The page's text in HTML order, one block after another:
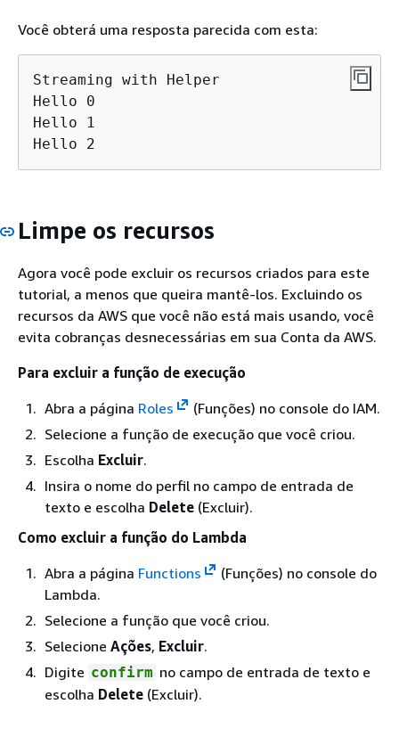
Você obterá uma resposta parecida com esta:
Streaming with Helper
Hello 0
Hello 1
Hello 2
Limpe os recursos
Agora você pode excluir os recursos criados para este
tutorial, a menos que queira mantê-los. Excluindo os
recursos da AWS que você não está mais usando, você
evita cobranças desnecessárias em sua Conta da AWS.
Para excluir a função de execução
Abra a página Roles
(Funções) no console do IAM.
Selecione a função de execução que você criou.
Escolha Excluir.
Insira o nome do perfil no campo de entrada de
texto e escolha Delete (Excluir).
Como excluir a função do Lambda
Abra a página Functions
(Funções) no console do
Lambda.
Selecione a função que você criou.
Selecione Ações, Excluir.
Digite confirm no campo de entrada de texto e
escolha Delete (Excluir).